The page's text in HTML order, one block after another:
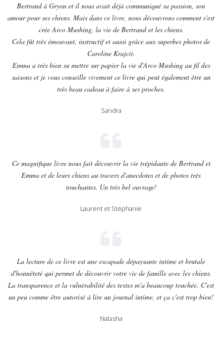
Bertrand à Gryon et il nous avait déjà communiqué sa passion, son
amour pour ses chiens. Mais dans ce livre, nous découvrons comment s'est
crée Arco Mushing, la vie de Bertrand et les chiens.
Cela fût très émouvant, instructif et aussi grâce aux superbes photos de
Caroline Krajcir.
Emma a très bien su mettre sur papier la vie d'Arco Mushing au fil des
saisons et je vous conseille vivement ce livre qui peut également être un
très beau cadeau à faire à ses proches.
Sandra
Ce magnifique livre nous fait découvrir la vie trépidante de Bertrand et
Emma et de leurs chiens au travers d'anecdotes et de photos très
touchantes. Un très bel ouvrage!
Laurent et Stéphanie
La lecture de ce livre est une escapade dépaysante intime et brutale
d'honnêteté qui permet de découvrir votre vie de famille avec les chiens.
La transparence et la vulnérabilité des textes m'a beaucoup touchée. C'est
un peu comme être autorisé à lire un journal intime, et ça c'est trop bien!
Natasha